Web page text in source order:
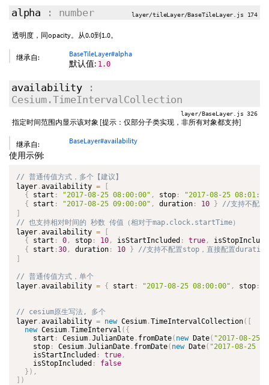
alpha : number layer/tileLayer/BaseTileLayer.js 174
透明度，同opacity。从0.0到1.0。
继承自: BaseTileLayer#alpha
默认值: 1.0
availability:
Cesium.TimeIntervalCollection
layer/BaseLayer.js 326
指定时间范围内显示该对象 [提示：仅部分子类实现，非所有对象都支持]
继承自: BaseLayer#availability
使用示例:
layer .availability =
{
start : "2017-08-25 08:00:00" , stop :
"2017-08-25
{
start : "2017-08-25 09:00:00" , duration : 10
}
layer .availability =
{
start : 0 , stop : 10 , isStartIncluded : true ,
{
start :30 , duration : 10
}
layer .availability = { start : "2017-08-25 08:00:00" , stop :
layer .availability = new Cesium .TimeIntervalCollection(
new Cesium .TimeInterval ( {
    start
: Cesium .JulianDate . fromDate( new Date( "2017-08-25
    stop
: Cesium .JulianDate . fromDate( new Date( "2017-08-25
    isStartIncluded
: true ,
    isStopIncluded
:
false
} ) ,
)